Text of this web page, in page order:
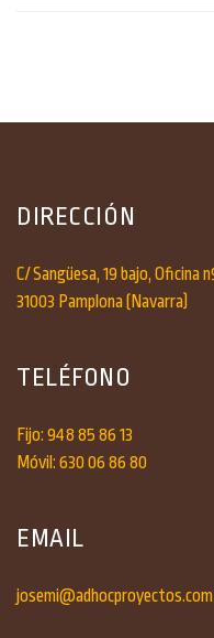
DIRECCIÓN
C/ Sangüesa, 19 bajo, Oficina
31003 Pamplona (Navarra)
TELÉFONO
Fijo: 948 85 86 13
Móvil: 630 06 86 80
EMAIL
josemi@adhocproyectos.com